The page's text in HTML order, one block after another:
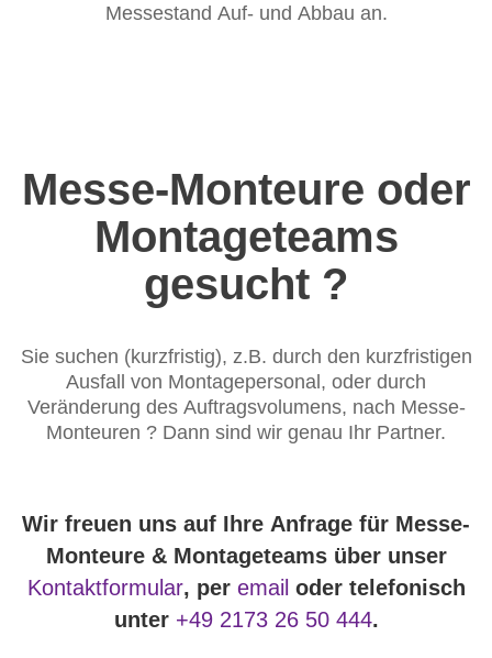
Messestand Auf- und Abbau an.
Messe-Monteure oder
Montageteams
gesucht ?
Sie suchen (kurzfristig), z.B. durch den kurzfristigen
Ausfall von Montagepersonal, oder durch
Veränderung des Auftragsvolumens, nach Messe-
Monteuren ? Dann sind wir genau Ihr Partner.
Wir freuen uns auf Ihre Anfrage für Messe-
Monteure & Montageteams über unser
Kontaktformular, per emailoder telefonisch
unter +49 2173 26 50 444.